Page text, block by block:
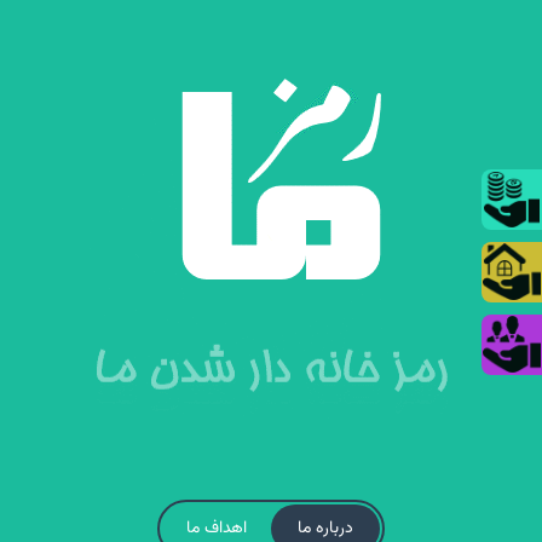
درباره ما اهداف ما